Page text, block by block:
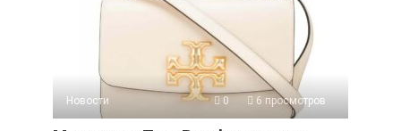
Новости 0 6 просмотров